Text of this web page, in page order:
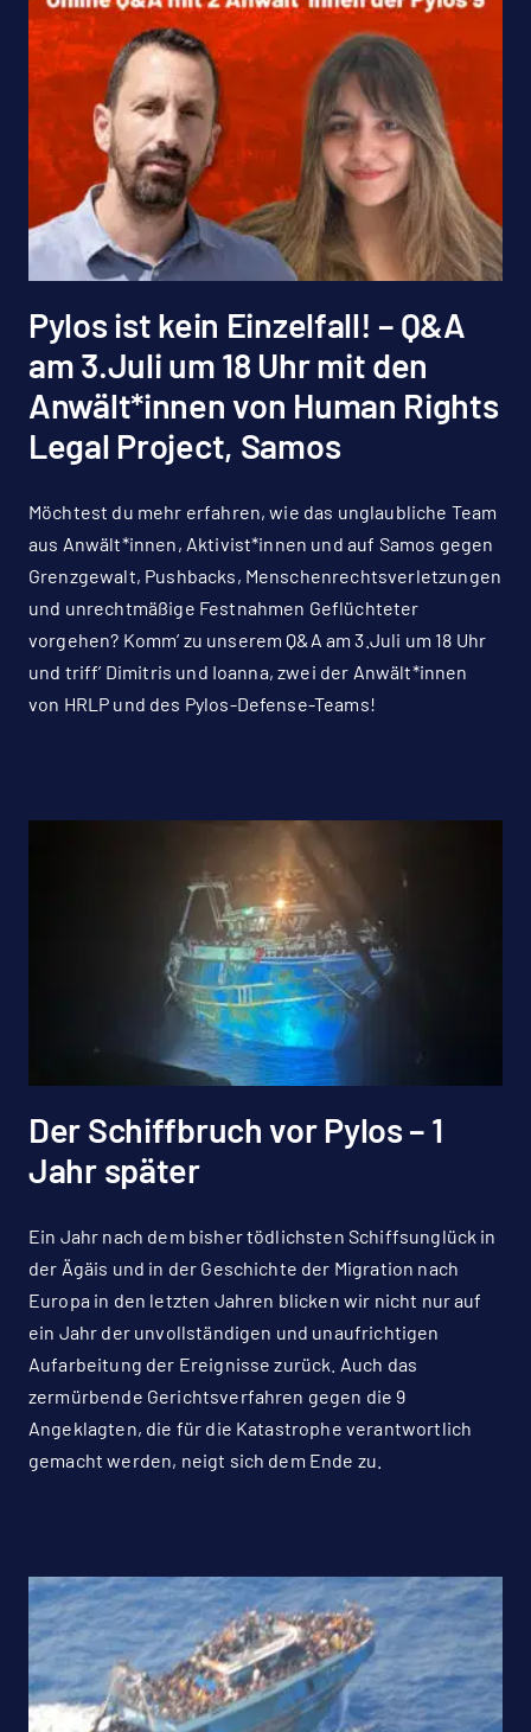
Pylos ist kein Einzelfall! – Q&A
am 3.Juli um 18 Uhr mit den
Anwält*innen von Human Rights
Legal Project, Samos
Möchtest du mehr erfahren, wie das unglaubliche Team
aus Anwält*innen, Aktivist*innen und auf Samos gegen
Grenzgewalt, Pushbacks, Menschenrechtsverletzungen
und unrechtmäßige Festnahmen Geflüchteter
vorgehen? Komm’ zu unserem Q&A am 3.Juli um 18 Uhr
und triff’ Dimitris und Ioanna, zwei der Anwält*innen
von HRLP und des Pylos-Defense-Teams!
Der Schiffbruch vor Pylos – 1
Jahr später
Ein Jahr nach dem bisher tödlichsten Schiffsunglück in
der Ägäis und in der Geschichte der Migration nach
Europa in den letzten Jahren blicken wir nicht nur auf
ein Jahr der unvollständigen und unaufrichtigen
Aufarbeitung der Ereignisse zurück. Auch das
zermürbende Gerichtsverfahren gegen die 9
Angeklagten, die für die Katastrophe verantwortlich
gemacht werden, neigt sich dem Ende zu.